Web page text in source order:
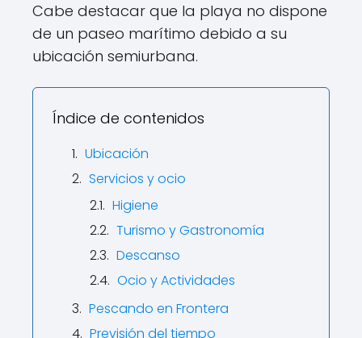
Cabe destacar que la playa no dispone
de un paseo marítimo debido a su
ubicación semiurbana.
Índice de contenidos
Ubicación
Servicios y ocio
Higiene
Turismo y Gastronomía
Descanso
Ocio y Actividades
Pescando en Frontera
Previsión del tiempo